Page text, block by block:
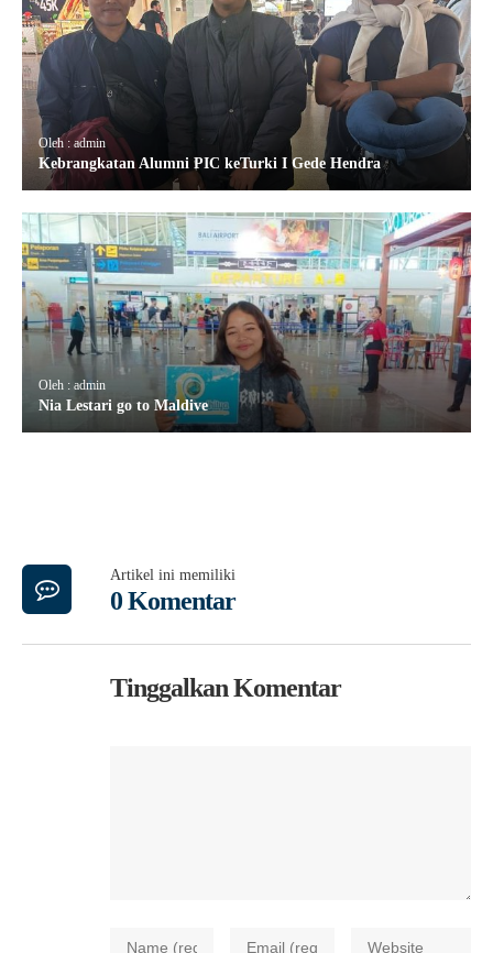
Oleh : admin
Kebrangkatan Alumni PIC keTurki I Gede Hendra
Oleh : admin
Nia Lestari go to Maldive
Artikel ini memiliki
0 Komentar
Tinggalkan Komentar